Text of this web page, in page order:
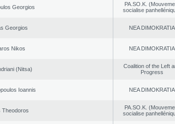
Georgios
PA.SO.K.
socialise
Georgios NEA DΙMOKRATIA
Nikos NEA DΙMOKRATIA
(Nitsa)
Coalition of the Left
Progress
Ioannis NEA DΙMOKRATIA
Theodoros
PA.SO.K.
socialise